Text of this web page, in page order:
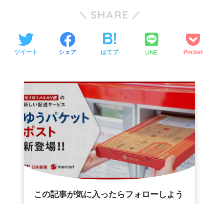
SHARE
ツイート シェア はてブ LINE Pocket
この記事が気に入ったらフォローしよう